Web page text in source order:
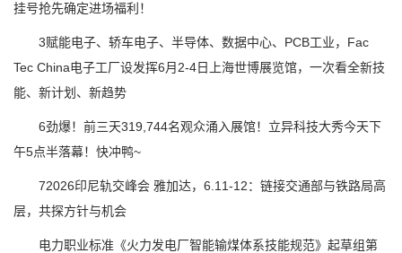
挂号抢先确定进场福利！
3赋能电子、轿车电子、半导体、数据中心、PCB工业，Fac
Tec China电子工厂设发挥6月2-4日上海世博展览馆，一次看全新技
能、新计划、新趋势
6劲爆！前三天319,744名观众涌入展馆！立异科技大秀今天下
午5点半落幕！快冲鸭~
72026印尼轨交峰会 雅加达，6.11-12：链接交通部与铁路局高
层，共探方针与机会
电力职业标准《火力发电厂智能输煤体系技能规范》起草组第